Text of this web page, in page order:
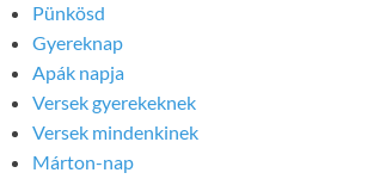
Pünkösd
Gyereknap
Apák napja
Versek gyerekeknek
Versek mindenkinek
Márton-nap